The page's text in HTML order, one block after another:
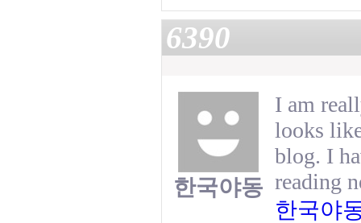
6390
한국야동
I am
looks
blog. I
reading
한국야